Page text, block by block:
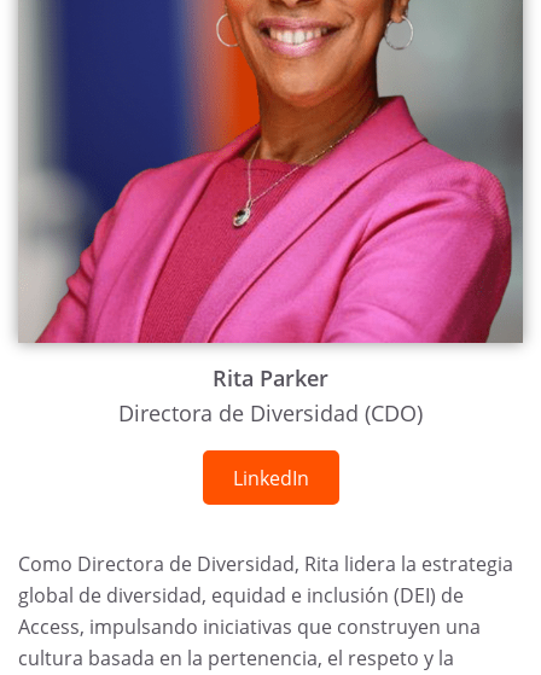
Rita Parker
Directora de Diversidad (CDO)
LinkedIn
Como Directora de Diversidad, Rita lidera la estrategia
global de diversidad, equidad e inclusión (DEI) de
Access, impulsando iniciativas que construyen una
cultura basada en la pertenencia, el respeto y la